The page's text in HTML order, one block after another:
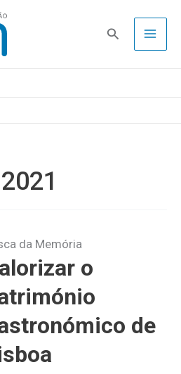
Pesquisa
da Memória
o
de